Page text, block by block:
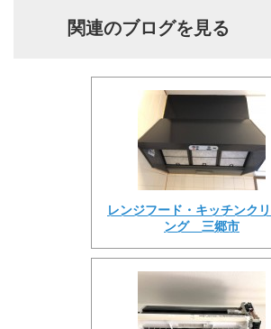
関連のブログを見る
レンジフード・キッチンク
ング 三郷市